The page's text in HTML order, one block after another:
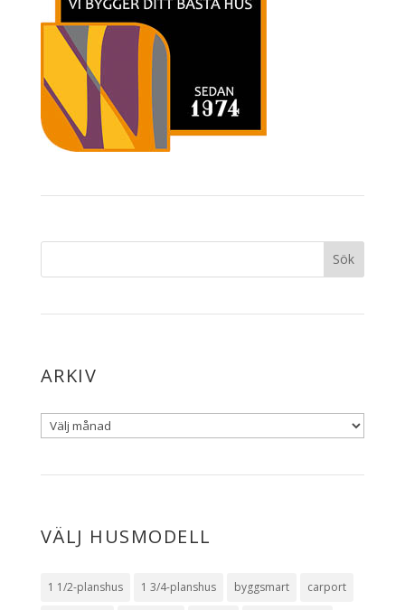
ARKIV
VÄLJ HUSMODELL
1 1/2-planshus 1 3/4-planshus byggsmart carport